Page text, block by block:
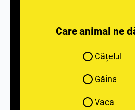
Care animal ne
Cățelul
Găina
Vaca